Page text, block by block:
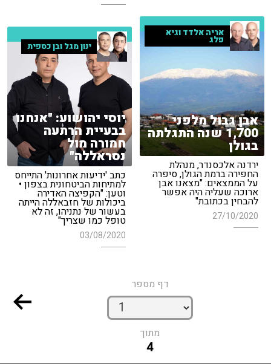
אריה אלדד וגיא
פלג
אבן גבול מלפני
1,700 שנה התגלתה
בגולן
ירדנה אלכסנדר, מנהלת
החפירה ברמת הגולן, סיפרה
על הממצאים: "מצאנו אבן
ארוכה שעליה היה אפשר
להבחין בכתובת"
27/10/2020
ינון מגל ובן כספית
יוסי יהושוע: "אנחנו
בבעיית הרתעה
חמורה מול
נסראללה"
כתב 'ידיעות אחרונות' התייחס
למתיחות הביטחונית בצפון •
וטען: "הקפיצה האדירה
ביכולות של חזבאללה הייתה
בעשור של נתניהו, זה לא
טופל כמו שצריך"
03/08/2020
דף מספר
מתוך
4